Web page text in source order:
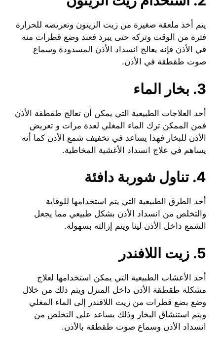
يتم أخذ ملعقة صغيرة من زيت الزيتون وتعريضه للحرارة
فترة من الوقت وتركه حتى يبرد فعند وضع قطرات منه
في الأذن فإنه يعالج انسداد الأذن المسدودة وسماع
صوت طقطقة في الأذن.
3. بخار الماء
أحد العلاجات الطبيعية التي يمكن أن تعالج طقطقة الأذن
فمن الممكن ترك الماء المغلي لعدة مرات و تعريض
الأذن للبخار فهذا يساعد في تخفيف شمع الأذن كما أنه
يساهم في علاج انسداد الأغشية المخاطية.
4. تناول شوربة دافئة
أحد الطرق الطبيعية التي يتم استخدامها للوقاية
والتخلص من انسداد الأذن بشكل طبيعي مما يجعل
الشمع داخل الأذن لينا ويتم إزالته بسهولة.
5. زيت اللافندر
أحد الأعشاب الطبيعية التي يمكن استخدامها لعلاج
مشكلة طقطقة الأذن داخل المنزل ويتم ذلك من خلال
وضع بضع قطرات من زيت اللافندر إلى الماء المغلي
ويتم استنشاق البخار وذلك يساعد على التخلص من
انسداد الأذن وسماع صوت طقطقة بالأذن.